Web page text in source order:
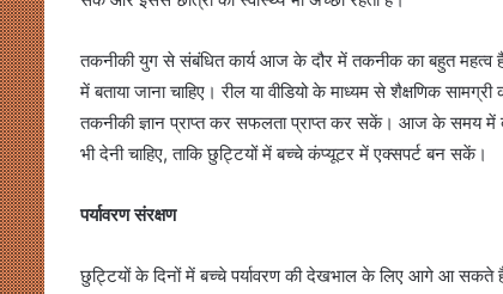
तकनीकी युग से संबंधित कार्य आज के दौर में तकनीक का बहुत महत्व
में बताया जाना चाहिए। रील या वीडियो के माध्यम से शैक्षणिक
तकनीकी ज्ञान प्राप्त कर सफलता प्राप्त कर सकें। आज के समय में
भी देनी चाहिए, ताकि छुट्टियों में बच्चे कंप्यूटर में एक्सपर्ट बन सकें।
पर्यावरण संरक्षण
छुट्टियों के दिनों में बच्चे पर्यावरण की देखभाल के लिए आगे आ सकते